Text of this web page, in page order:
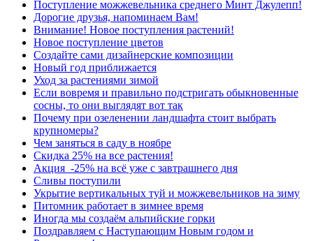
Поступление можжевельника среднего Минт Джулепп!
Дорогие друзья, напоминаем Вам!
Внимание! Новое поступления растений!
Новое поступление цветов
Создайте сами дизайнерские композиции
Новый год приближается
Уход за растениями зимой
Если вовремя и правильно подстригать обыкновенные
сосны, то они выглядят вот так
Почему при озеленении ландшафта стоит выбрать
крупномеры?
Чем заняться в саду в ноябре
Скидка 25% на все растения!
Акция -25% на всё уже с завтрашнего дня
Сливы поступили
Укрытие вертикальных туй и можжевельников на зиму
Питомник работает в зимнее время
Иногда мы создаём альпийские горки
Поздравляем с Наступающим Новым годом и